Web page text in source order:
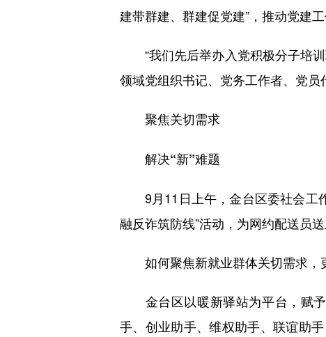
建带群建、群建促党建”，推动党建
“我们先后举办入党积极分子培训
领域党组织书记、党务工作者、党员
聚焦关切需求
解决“新”难题
9月11日上午，金台区委社会工
融反诈筑防线”活动，为网约配送员
如何聚焦新就业群体关切需求，
金台区以暖新驿站为平台，赋予
手、创业助手、维权助手、联谊助